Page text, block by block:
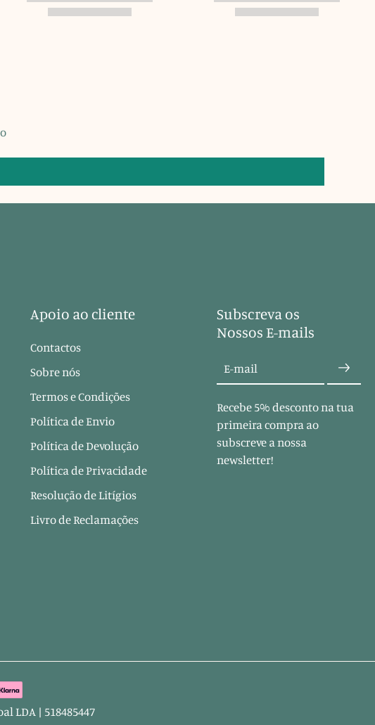
Apoio ao cliente
Contactos
Sobre nós
Termos e Condições
Política de Envio
Política de Devolução
Política de Privacidade
Resolução de Litígios
Livro de Reclamações
Subscreva os
Nossos E-mails
E-mail
Recebe 5% desconto na tua
primeira compra ao
subscreve a nossa
newsletter!
LDA | 518485447